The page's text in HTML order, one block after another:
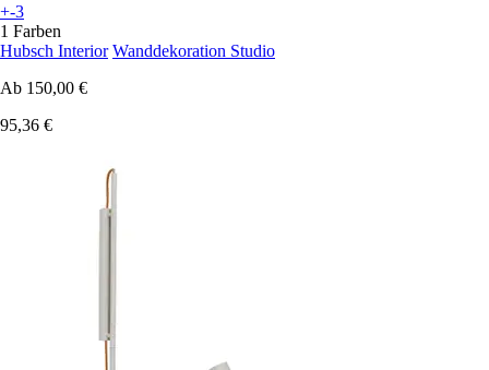
+-3
1 Farben
Hubsch Interior Wanddekoration Studio
Ab 150,00 €
95,36 €